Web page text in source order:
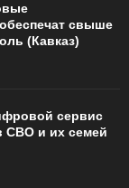
свыше
(Кавказ)
сервис
СВО и их семей